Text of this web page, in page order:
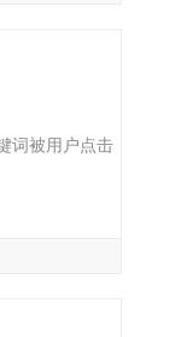
词被用户点击